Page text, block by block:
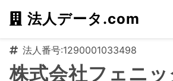
法人データ.com
法人番号:1290001033498
株式会社フェニッ